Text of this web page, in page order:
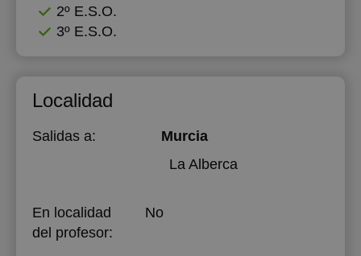
2º E.S.O.
3º E.S.O.
Localidad
Salidas a:
Murcia
La Alberca
En localidad
del profesor:
No